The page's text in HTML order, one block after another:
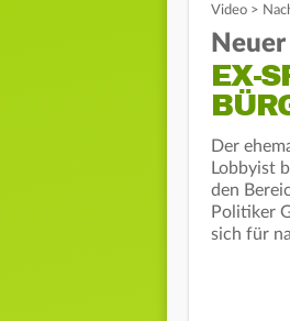
Video >
EX-
Der
Lobbyist
den
Politiker
sich für